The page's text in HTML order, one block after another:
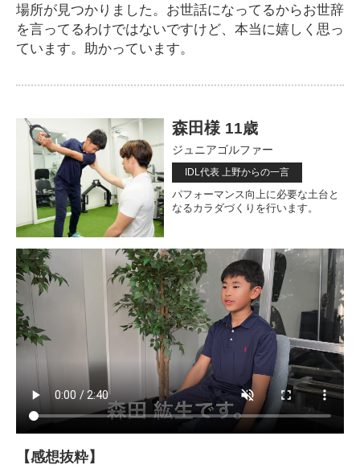
場所が見つかりました。お世話になってるからお世辞
を言ってるわけではないですけど、本当に嬉しく思っ
ています。助かっています。
森田様 11歳
ジュニアゴルファー
IDL代表 上野からの一言
パフォーマンス向上に必要な土台と
なるカラダづくりを行います。
【感想抜粋】